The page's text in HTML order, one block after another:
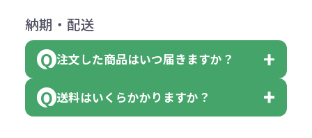
に必要な個数を入力ください。
※10個単位など購入できる単位が決
はまらない数を入力すると、アラー
ください。
（商品の状態により、対応が変わる
※不良商品をご返却いただけない場
×色数
※例えば2色印刷の場合には、名入
れ費用が2倍、製版代が2倍必要で
領収書のダウンロード
詳しくはこちらはご確認ください。
領収書のダウンロード
下記口座にお願いします。
■三菱UFJ銀行
小田井支店（おたいしてん）
納期・配送
注文した商品はいつ届きますか？
既製品の場合、ご入金確認後3営業
送料はいくらかかりますか？